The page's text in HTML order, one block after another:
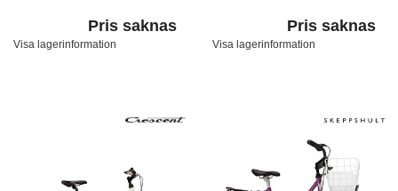
Pris saknas
Visa lagerinformation
Pris saknas
Visa lagerinformation